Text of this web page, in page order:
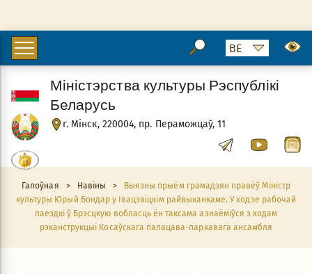
г. Мінск, 220004, пр. Пераможцаў, 11
Міністэрства культуры Рэспублікі
Беларусь
Галоўная > Навіны >
Выязны прыём грамадзян правёў Міністр
культуры Юрый Бондар у Івацэвіцкім райвыканкаме. У ходзе рабочай
паездкі ў Брэсцкую вобласць ён таксама азнаёміўся з ходам
рэканструкцыі Косаўскага палацава-паркавага ансамбля